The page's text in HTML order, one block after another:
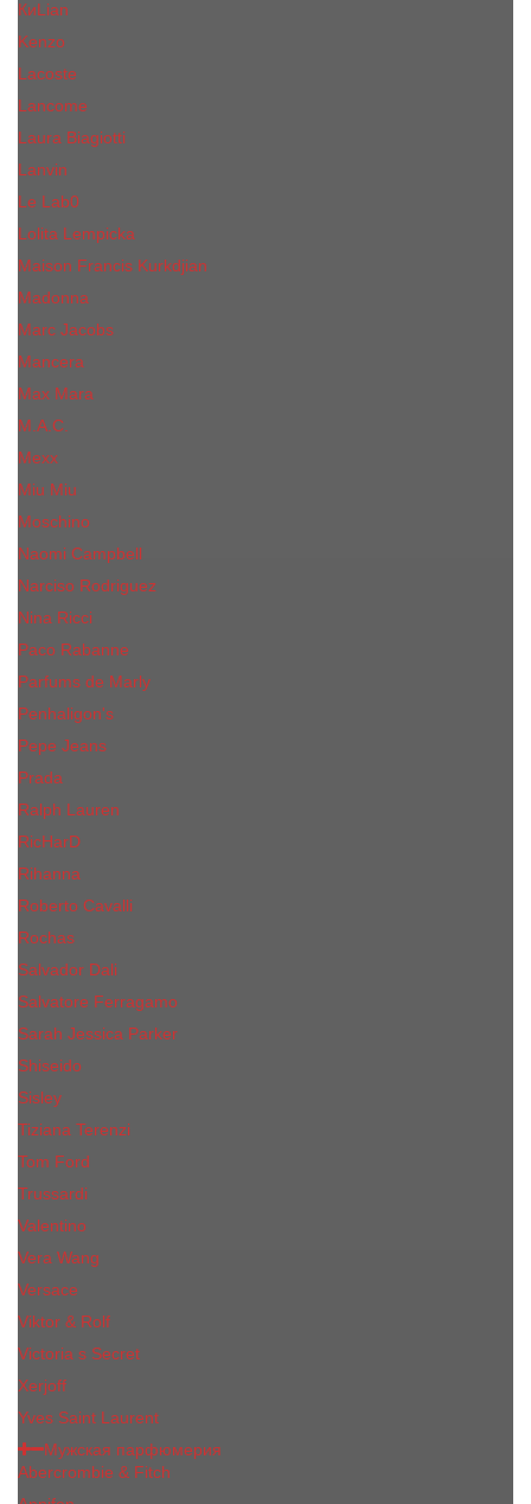
КиLian
Kenzo
Lacoste
Lancome
Laura Biagiotti
Lanvin
Lе Lab0
Lolita Lempicka
Maison Francis Kurkdjian
Madonna
Marc Jacobs
Mancera
Max Mara
M.А.C.
Mexx
Miu Miu
Mоsсhino
Naomi Campbell
Narciso Rodriguez
Nina Ricci
Paco Rabanne
Parfums de Marly
Penhaligon's
Pepe Jeans
Prada
Ralph Lauren
RicHarD
Rihanna
Roberto Cavalli
Rochas
Salvador Dali
Salvatore Ferragamo
Sarah Jessica Parker
Shiseido
Sisley
Tiziana Terenzi
Tom Ford
Trussardi
Valentino
Vera Wang
Versace
Viktor & Rolf
Victoria s Secret
Xerjoff
Yves Saint Laurent
Мужская парфюмерия
Abercrombie & Fitch